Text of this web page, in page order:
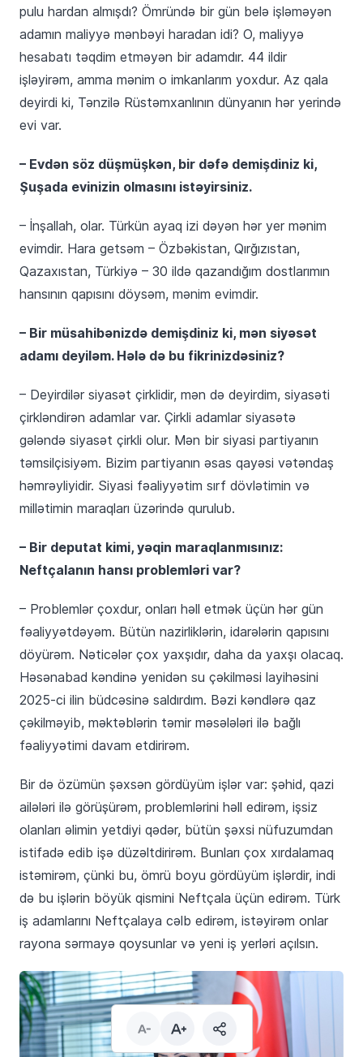
pulu hardan almışdı? Ömründə bir gün belə işləməyən
adamın maliyyə mənbəyi haradan idi? O, maliyyə
hesabatı təqdim etməyən bir adamdır. 44 ildir
işləyirəm, amma mənim o imkanlarım yoxdur. Az qala
deyirdi ki, Tənzilə Rüstəmxanlının dünyanın hər yerində
evi var.
– Evdən söz düşmüşkən, bir dəfə demişdiniz ki,
Şuşada evinizin olmasını istəyirsiniz.
– İnşallah, olar. Türkün ayaq izi dəyən hər yer mənim
evimdir. Hara getsəm – Özbəkistan, Qırğızıstan,
Qazaxıstan, Türkiyə – 30 ildə qazandığım dostlarımın
hansının qapısını döysəm, mənim evimdir.
– Bir müsahibənizdə demişdiniz ki, mən siyəsət
adamı deyiləm. Hələ də bu fikrinizdəsiniz?
– Deyirdilər siyasət çirklidir, mən də deyirdim, siyasəti
çirkləndirən adamlar var. Çirkli adamlar siyasətə
gələndə siyasət çirkli olur. Mən bir siyasi partiyanın
təmsilçisiyəm. Bizim partiyanın əsas qayəsi vətəndaş
həmrəyliyidir. Siyasi fəaliyyətim sırf dövlətimin və
millətimin maraqları üzərində qurulub.
– Bir deputat kimi, yəqin maraqlanmısınız:
Neftçalanın hansı problemləri var?
– Problemlər çoxdur, onları həll etmək üçün hər gün
fəaliyyətdəyəm. Bütün nazirliklərin, idarələrin qapısını
döyürəm. Nəticələr çox yaxşıdır, daha da yaxşı olacaq.
Həsənabad kəndinə yenidən su çəkilməsi layihəsini
2025-ci ilin büdcəsinə saldırdım. Bəzi kəndlərə qaz
çəkilməyib, məktəblərin təmir məsələləri ilə bağlı
fəaliyyətimi davam etdirirəm.
Bir də özümün şəxsən gördüyüm işlər var: şəhid, qazi
ailələri ilə görüşürəm, problemlərini həll edirəm, işsiz
olanları əlimin yetdiyi qədər, bütün şəxsi nüfuzumdan
istifadə edib işə düzəltdirirəm. Bunları çox xırdalamaq
istəmirəm, çünki bu, ömrü boyu gördüyüm işlərdir, indi
də bu işlərin böyük qismini Neftçala üçün edirəm. Türk
iş adamlarını Neftçalaya cəlb edirəm, istəyirəm onlar
rayona sərmayə qoysunlar və yeni iş yerləri açılsın.